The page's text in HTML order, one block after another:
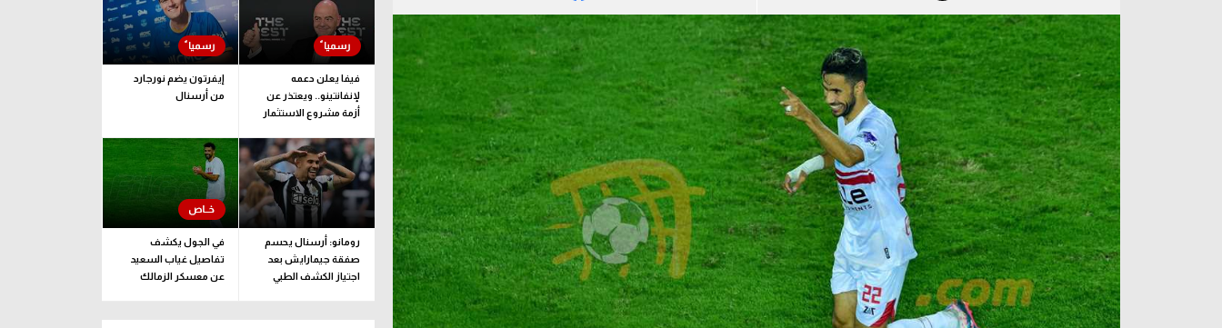
آراء حرة
ركن الألعاب
الدوري السعودي للمحترفين
دوري أبطال أوروبا
دوري أبطال إفريقيا
كل البطولات
دوري أبطال أوروبا
القسم الثاني
رياضات أخرى
آسيا
أمريكا
ركن الألعاب
فيفا يعلن دعمه
لإنفانتينو.. ويعتذر عن
أزمة مشروع الاستثمار
إيفرتون يضم نورجارد
من أرسنال
رومانو: أرسنال يحسم
صفقة جيمارايش بعد
اجتياز الكشف الطبي
في الجول يكشف
تفاصيل غياب السعيد
عن معسكر الزمالك